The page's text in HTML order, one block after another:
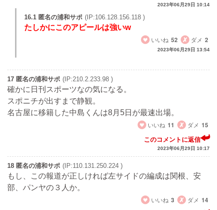
2023年06月29日 10:14
16.1 匿名の浦和サポ (IP:106.128.156.118 )
たしかにこのアピールは強いw
いいね 52 ダメ 2
2023年06月29日 13:54
17 匿名の浦和サポ (IP:210.2.233.98 )
確かに日刊スポーツなの気になる。
スポニチが出すまで静観。
名古屋に移籍した中島くんは8月5日が最速出場。
いいね 11 ダメ 15
このコメントに返信
2023年06月29日 10:17
18 匿名の浦和サポ (IP:110.131.250.224 )
もし、この報道が正しければ左サイドの編成は関根、安
部、パンヤの３人か。
いいね 3 ダメ 14